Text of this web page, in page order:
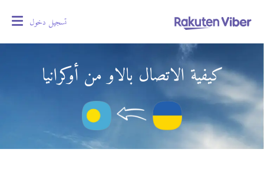
تسجيل دخول
كيفية الاتصال بالاو من أوكرانيا